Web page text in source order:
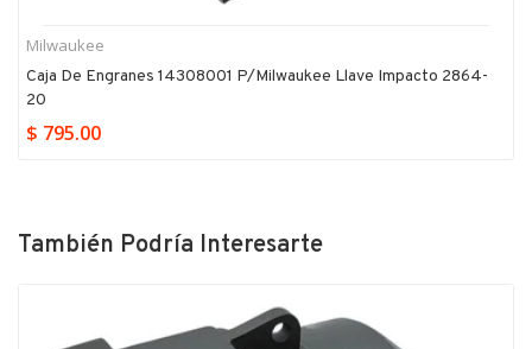
Milwaukee
Caja De Engranes 14308001 P/milwaukee Llave Impacto 2864-
20
$ 795.00
También Podría Interesarte